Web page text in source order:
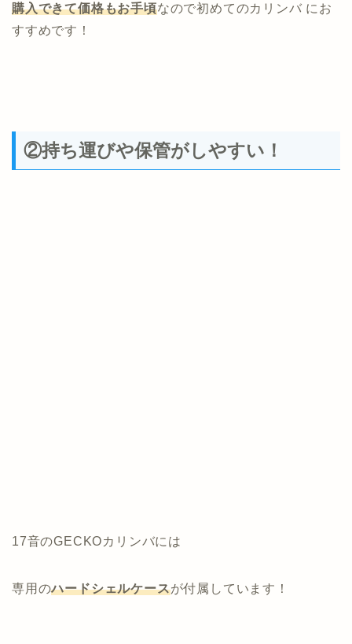
購入できて価格もお手頃なので初めてのカリンバ にお
すすめです！
②持ち運びや保管がしやすい！
17音のGECKOカリンバには
専用のハードシェルケースが付属しています！